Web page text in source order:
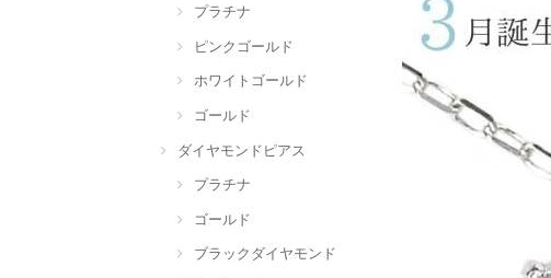
プラチナ
ピンクゴールド
ホワイトゴールド
ゴールド
ダイヤモンドピアス
プラチナ
ゴールド
ブラックダイヤモンド